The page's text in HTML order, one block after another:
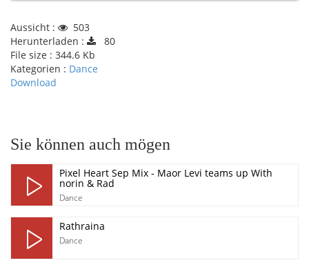
Play /
Aussicht :
503
Herunterladen :
80
File size : 344.6 Kb
Kategorien : Dance
Download
Sie können auch mögen
Pixel Heart Sep Mix - Maor Levi teams up With
norin & Rad
Dance
Rathraina
Dance